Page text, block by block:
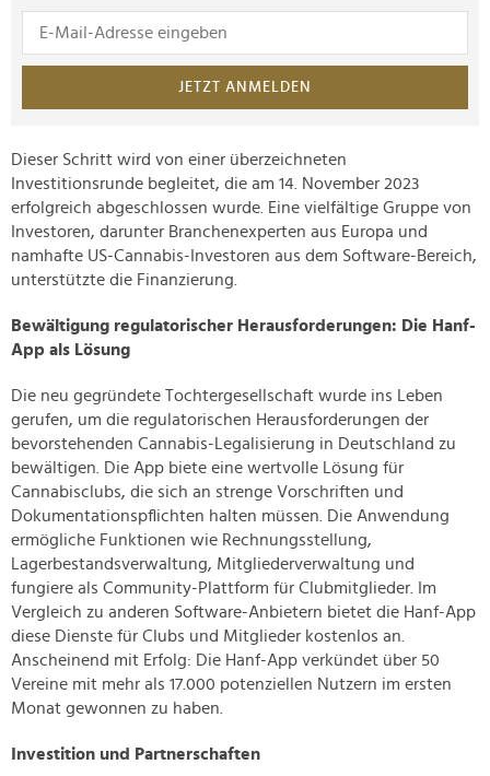
JETZT ANMELDEN
Dieser Schritt wird von einer überzeichneten
Investitionsrunde begleitet, die am 14. November 2023
erfolgreich abgeschlossen wurde. Eine vielfältige Gruppe von
Investoren, darunter Branchenexperten aus Europa und
namhafte US-Cannabis-Investoren aus dem Software-Bereich,
unterstützte die Finanzierung.
Bewältigung regulatorischer Herausforderungen: Die Hanf-
App als Lösung
Die neu gegründete Tochtergesellschaft wurde ins Leben
gerufen, um die regulatorischen Herausforderungen der
bevorstehenden Cannabis-Legalisierung in Deutschland zu
bewältigen. Die App biete eine wertvolle Lösung für
Cannabisclubs, die sich an strenge Vorschriften und
Dokumentationspflichten halten müssen. Die Anwendung
ermögliche Funktionen wie Rechnungsstellung,
Lagerbestandsverwaltung, Mitgliederverwaltung und
fungiere als Community-Plattform für Clubmitglieder. Im
Vergleich zu anderen Software-Anbietern bietet die Hanf-App
diese Dienste für Clubs und Mitglieder kostenlos an.
Anscheinend mit Erfolg: Die Hanf-App verkündet über 50
Vereine mit mehr als 17.000 potenziellen Nutzern im ersten
Monat gewonnen zu haben.
Investition und Partnerschaften